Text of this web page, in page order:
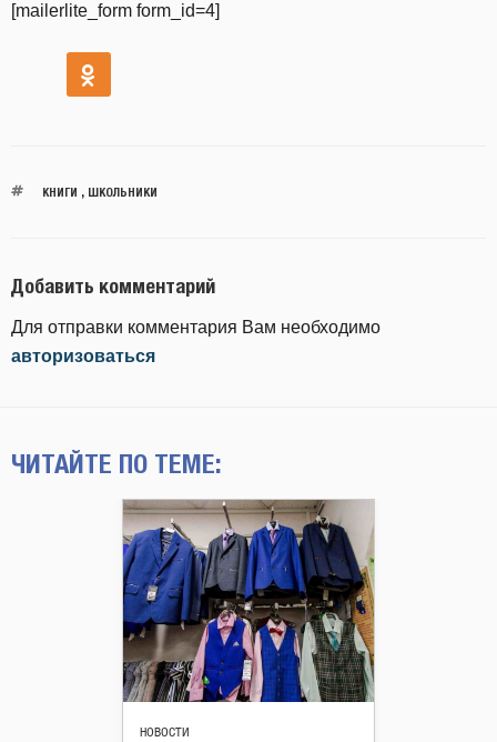
[mailerlite_form form_id=4]
КНИГИ , ШКОЛЬНИКИ
Добавить комментарий
Для отправки комментария Вам необходимо
авторизоваться
ЧИТАЙТЕ ПО ТЕМЕ:
НОВОСТИ